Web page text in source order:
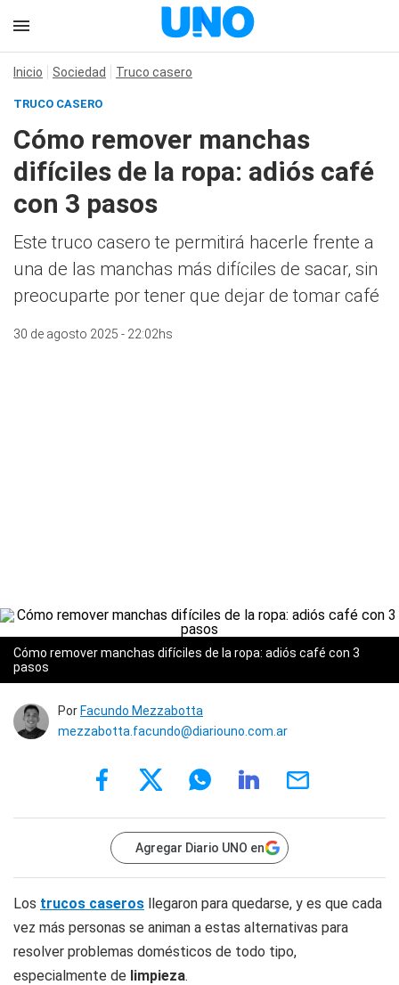
Inicio Sociedad Truco casero
TRUCO CASERO
Cómo remover manchas
difíciles de la ropa: adiós café
con 3 pasos
Este truco casero te permitirá hacerle frente a
una de las manchas más difíciles de sacar, sin
preocuparte por tener que dejar de tomar café
30 de agosto 2025 - 22:02hs
Cómo remover manchas difíciles de la ropa: adiós café con 3
pasos
Por Facundo Mezzabotta
mezzabotta.facundo@diariouno.com.ar
Agregar Diario UNO en
Los trucos caseros llegaron para quedarse, y es que cada
vez más personas se animan a estas alternativas para
resolver problemas domésticos de todo tipo,
especialmente de limpieza.